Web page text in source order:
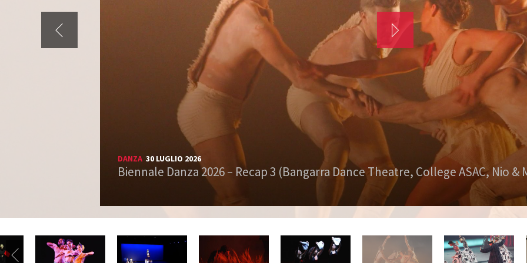
DANZA 30 LUGLIO 2026
Biennale Danza 2026 – Recap 3 (Bangarra Dance Theatre, College ASAC, Nio &